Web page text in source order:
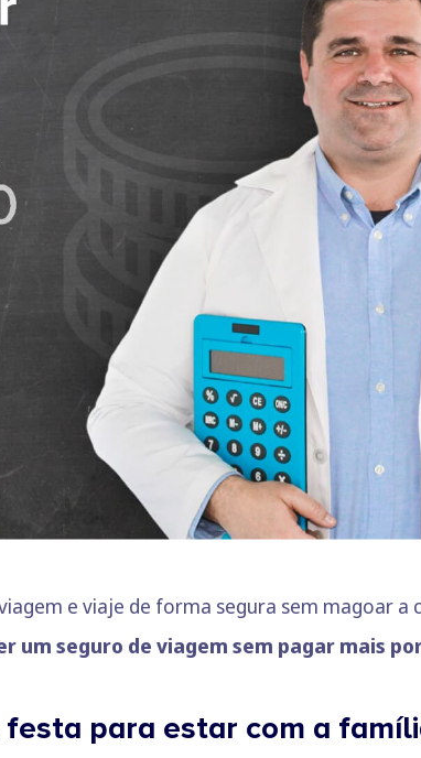
e viaje de forma segura sem magoar a
um seguro de viagem sem pagar mais
para estar com a